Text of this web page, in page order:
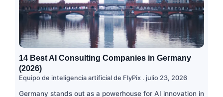
14 Best AI Consulting Companies in Germany
(2026)
Equipo de inteligencia artificial de FlyPix julio 23, 2026
Germany stands out as a powerhouse for AI innovation in